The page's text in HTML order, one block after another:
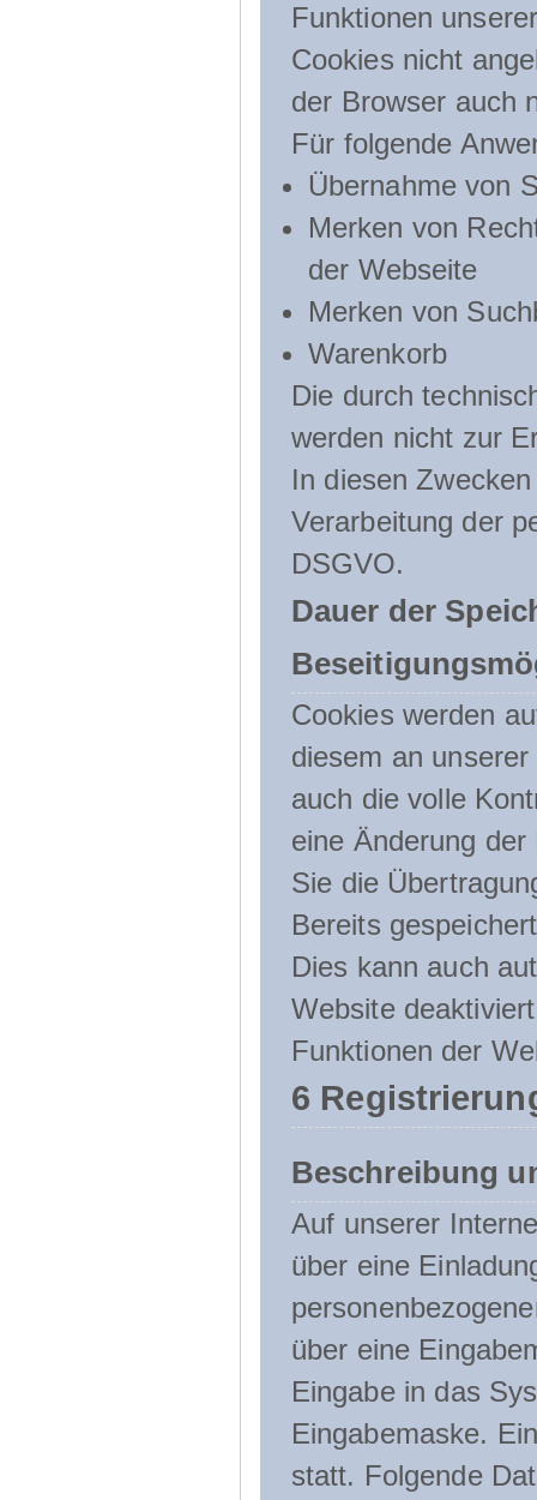
Funktionen
Cookies nicht
der Browser auch
Für folgende
Übernahme von
Merken von
der Webseite
Merken von
Warenkorb
Die durch
werden nicht zur
In diesen
Verarbeitung der
DSGVO.
Dauer der
Cookies werden
diesem an
auch die volle
eine Änderung
Sie die
Bereits
Dies kann auch
Website
Funktionen der
6
Beschreibung
Auf unserer
über eine
über eine
Eingabe in das
Eingabemaske.
statt. Folgende